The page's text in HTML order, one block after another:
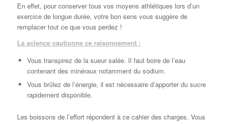
En effet, pour conserver tous vos moyens athlétiques lors d’un
exercice de longue durée, votre bon sens vous suggère de
remplacer tout ce que vous perdez !
La science cautionne ce raisonnement :
Vous transpirez de la sueur salée. Il faut boire de l’eau
contenant des minéraux notamment du sodium.
Vous brûlez de l’énergie, il est nécessaire d’apporter du sucre
rapidement disponible.
Les boissons de l’effort répondent à ce cahier des charges. Vous